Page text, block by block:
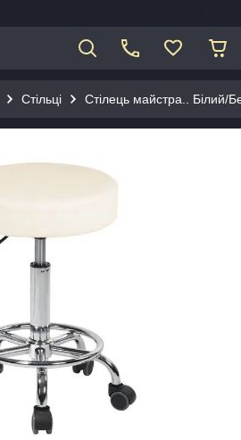
Стільці Стілець майстра.. Білий/